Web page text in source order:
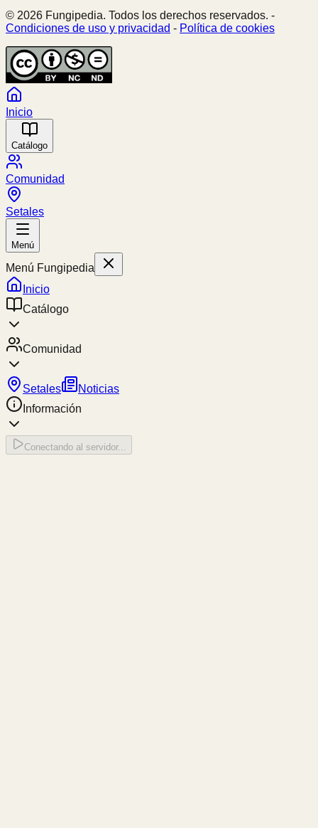
© 2026 Fungipedia. Todos los derechos reservados. -
Condiciones de uso y privacidad - Política de cookies
Inicio
Catálogo
Comunidad
Setales
Menú
Menú Fungipedia
Inicio
Catálogo
Comunidad
Setales
Noticias
Información
Conectando al servidor...